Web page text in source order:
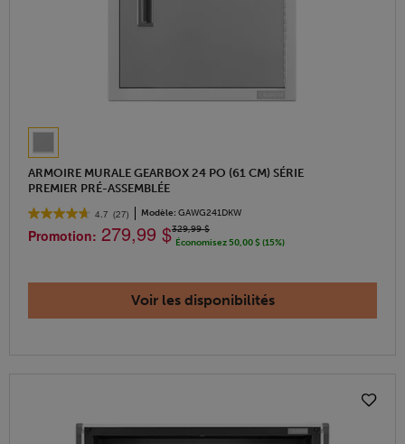
ARMOIRE MURALE GEARBOX 24 PO (61 CM) SÉRIE
PREMIER PRÉ-ASSEMBLÉE
4.7 (27) Modèle: GAWG241DKW
Promotion: 279,99 $329,99 $
Économisez 50,00 $ (15%)
Voir les disponibilités